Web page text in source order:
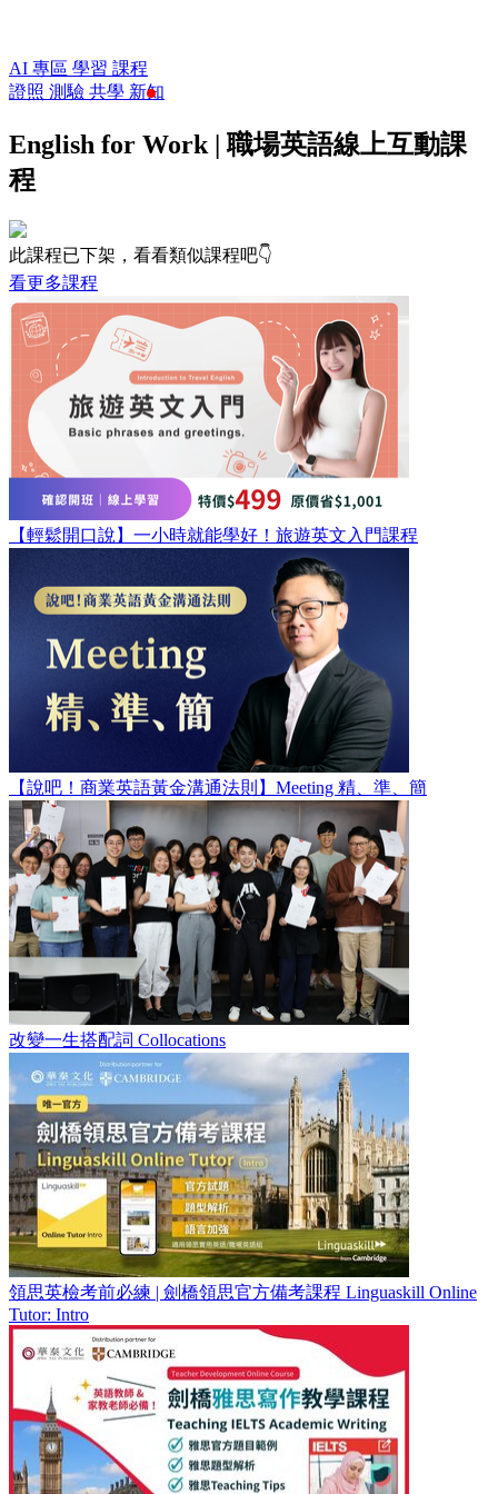
AI 專區 學習 課程
證照 測驗 共學 新知
English for Work | 職場英語線上互動課
程
此課程已下架，看看類似課程吧👇
看更多課程
【輕鬆開口說】一小時就能學好！旅遊英文入門課程
【說吧！商業英語黃金溝通法則】Meeting 精、準、簡
改變一生搭配詞 Collocations
領思英檢考前必練 | 劍橋領思官方備考課程 Linguaskill Online
Tutor: Intro